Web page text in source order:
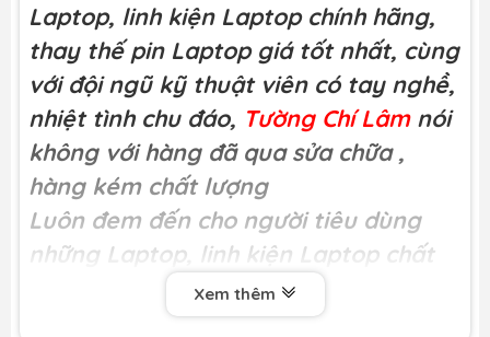
Laptop, linh kiện Laptop chính hãng,
thay thế pin Laptop giá tốt nhất, cùng
với đội ngũ kỹ thuật viên có tay nghề,
nhiệt tình chu đáo, Tường Chí Lâm nói
không với hàng đã qua sửa chữa ,
hàng kém chất lượng
Luôn đem đến cho người tiêu dùng
những Laptop, linh kiện Laptop chất
Miễn phí công thay tạiTường Chí Lâm
Xem thêm